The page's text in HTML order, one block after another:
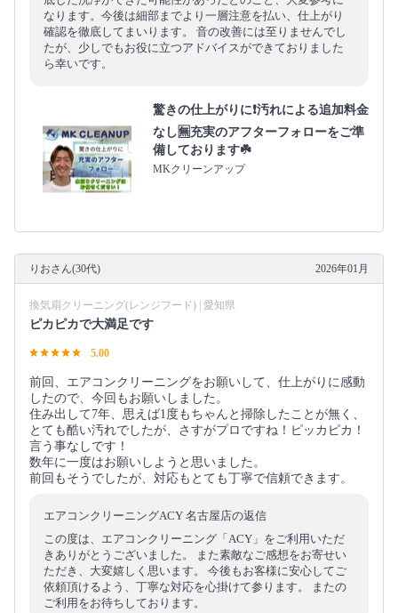
なります。今後は細部までより一層注意を払い、仕上がり
確認を徹底してまいります。 音の改善には至りませんでし
たが、少しでもお役に立つアドバイスができておりました
ら幸いです。
驚きの仕上がりに❗️汚れによる追加料金
なし🈚️充実のアフターフォローをご準
備しております☘️
MKクリーンアップ
りおさん(30代) 2026年01月
換気扇クリーニング(レンジフード) | 愛知県
ピカピカで大満足です
5.00
前回、エアコンクリーニングをお願いして、仕上がりに感動
したので、今回もお願いしました。
住み出して7年、思えば1度もちゃんと掃除したことが無く、
とても酷い汚れでしたが、さすがプロですね！ピッカピカ！
言う事なしです！
数年に一度はお願いしようと思いました。
前回もそうでしたが、対応もとても丁寧で信頼できます。
エアコンクリーニングACY 名古屋店の返信
この度は、エアコンクリーニング「ACY」をご利用いただ
きありがとうございました。 また素敵なご感想をお寄せい
ただき、大変嬉しく思います。 今後もお客様に安心してご
依頼頂けるよう、丁寧な対応を心掛けて参ります。 またの
ご利用をお待ちしております。